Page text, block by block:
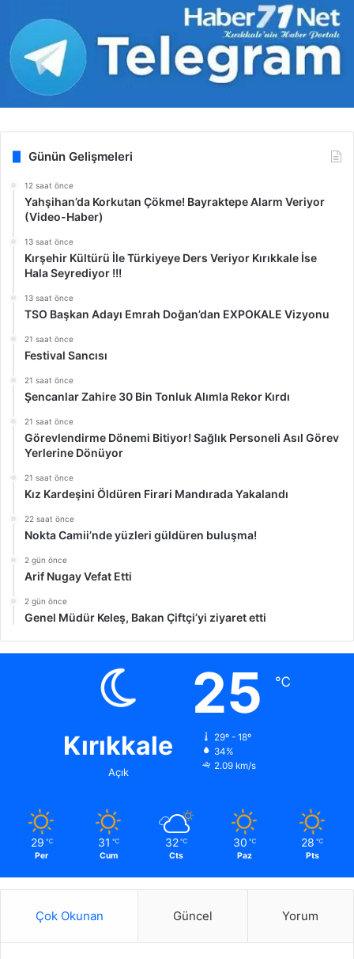
Günün Gelişmeleri
12 saat önce
Yahşihan’da Korkutan Çökme! Bayraktepe Alarm Veriyor
(Video-Haber)
13 saat önce
Kırşehir Kültürü İle Türkiyeye Ders Veriyor Kırıkkale İse
Hala Seyrediyor !!!
13 saat önce
TSO Başkan Adayı Emrah Doğan’dan EXPOKALE Vizyonu
21 saat önce
Festival Sancısı
21 saat önce
Şencanlar Zahire 30 Bin Tonluk Alımla Rekor Kırdı
21 saat önce
Görevlendirme Dönemi Bitiyor! Sağlık Personeli Asıl Görev
Yerlerine Dönüyor
21 saat önce
Kız Kardeşini Öldüren Firari Mandırada Yakalandı
22 saat önce
Nokta Camii’nde yüzleri güldüren buluşma!
2 gün önce
Arif Nugay Vefat Etti
2 gün önce
Genel Müdür Keleş, Bakan Çiftçi’yi ziyaret etti
Kırıkkale
Açık
25 ℃
29º - 18º
34%
2.09 km/s
29 ℃
Per
31 ℃
Cum
32 ℃
Cts
30 ℃
Paz
28 ℃
Pts
Çok Okunan Güncel Yorum